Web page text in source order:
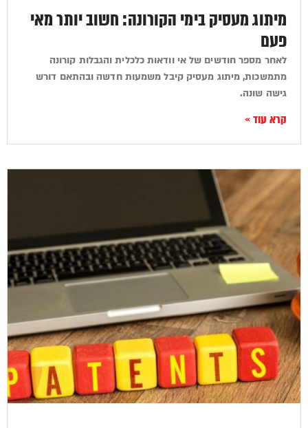
מיתוג מעסיק בימי הקורונה: חשוב יותר מאי
פעם
לאחר מספר חודשים של אי וודאות כלכלית והגבלות קורונה
מתמשכות, מיתוג מעסיק קיבל משמעות חדשה ובהתאם דורש
גישה שונה.
קרא עוד »